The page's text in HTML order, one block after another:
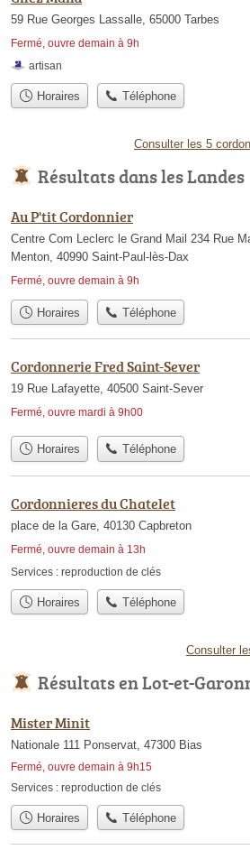
59 Rue Georges Lassalle, 65000 Tarbes
Fermé, ouvre demain à 9h
artisan
Horaires Téléphone
Consulter les 5
Résultats dans les Landes
Au P'tit Cordonnier
Centre Com Leclerc le Grand Mail 234 Rue
Menton, 40990 Saint-Paul-lès-Dax
Fermé, ouvre demain à 9h
Horaires Téléphone
Cordonnerie Fred Saint-Sever
19 Rue Lafayette, 40500 Saint-Sever
Fermé, ouvre mardi à 9h00
Horaires Téléphone
Cordonnieres du Chatelet
place de la Gare, 40130 Capbreton
Fermé, ouvre demain à 13h
Services : reproduction de clés
Horaires Téléphone
Consulter
Résultats en Lot-et-
Mister Minit
Nationale 111 Ponservat, 47300 Bias
Fermé, ouvre demain à 9h15
Services : reproduction de clés
Horaires Téléphone